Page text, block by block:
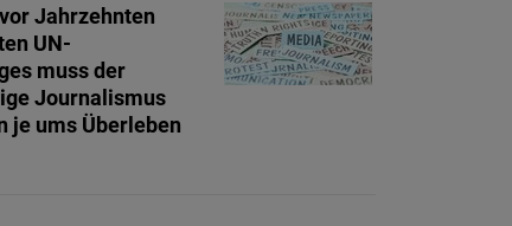
Jahrzehnten
UN-
muss der
Journalismus
je ums Überleben